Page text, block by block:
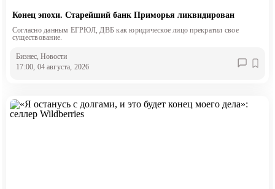
Конец эпохи. Старейший банк Приморья ликвидирован
Согласно данным ЕГРЮЛ, ДВБ как юридическое лицо прекратил свое
существование.
Бизнес, Новости
17:00, 04 августа, 2026